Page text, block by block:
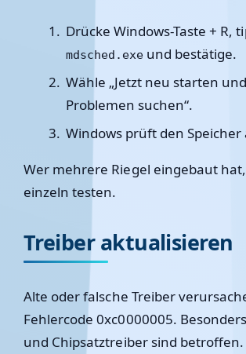
Drücke Windows-Taste + R,
mdsched.exeund bestätige.
Wähle „Jetzt neu starten
Problemen suchen“.
Windows prüft den
Wer mehrere Riegel eingebaut
einzeln testen.
Treiber aktualisieren
Alte oder falsche Treiber
Fehlercode 0xc0000005.
und Chipsatztreiber sind